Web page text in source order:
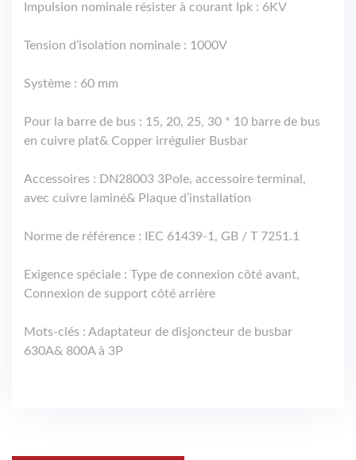
Impulsion nominale résister à courant Ipk : 6KV
Tension d’isolation nominale : 1000V
Système : 60 mm
Pour la barre de bus : 15, 20, 25, 30 * 10 barre de bus
en cuivre plat& Copper irrégulier Busbar
Accessoires : DN28003 3Pole, accessoire terminal,
avec cuivre laminé& Plaque d’installation
Norme de référence : IEC 61439-1, GB / T 7251.1
Exigence spéciale : Type de connexion côté avant,
Connexion de support côté arrière
Mots-clés : Adaptateur de disjoncteur de busbar
630A& 800A à 3P